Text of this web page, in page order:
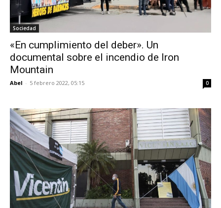
Sociedad
«En cumplimiento del deber». Un
documental sobre el incendio de Iron
Mountain
Abel - 5 febrero 2022, 05:15 0